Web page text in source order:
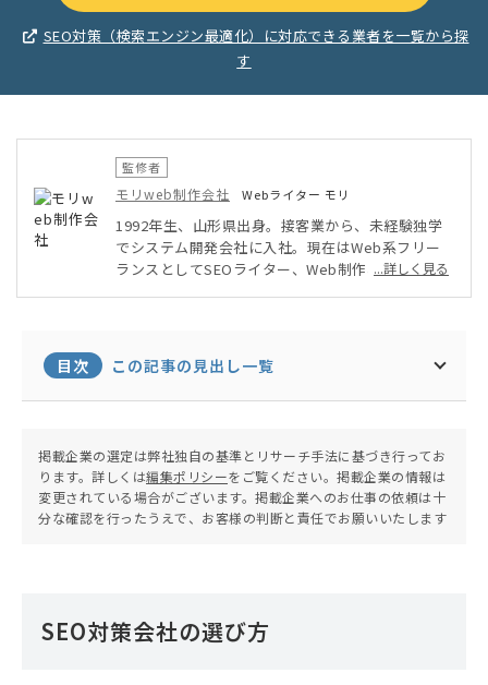
SEO対策（検索エンジン最適化）に対応できる業者を一覧から探
す
監修者
モリweb制作会社 Webライター モリ
1992年生、山形県出身。接客業から、未経験独学
でシステム開発会社に入社。現在はWeb系フリー
ランスとしてSEOライター、Web制作、Webデザ
...詳しく見る
目次 この記事の見出し一覧
掲載企業の選定は弊社独自の基準とリサーチ手法に基づき行ってお
ります。詳しくは編集ポリシーをご覧ください。掲載企業の情報は
変更されている場合がございます。掲載企業へのお仕事の依頼は十
分な確認を行ったうえで、お客様の判断と責任でお願いいたします
SEO対策会社の選び方